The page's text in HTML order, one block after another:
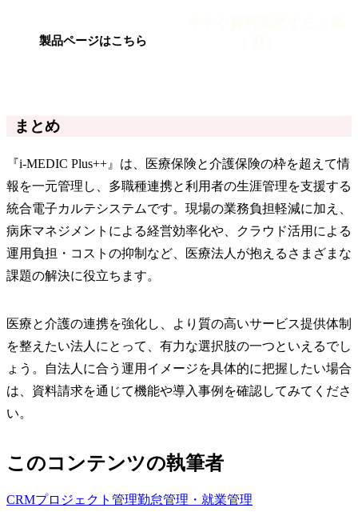
製品ページはこちら
まとめ
『i-MEDIC Plus++』は、医療保険と介護保険の枠を超えて情
報を一元管理し、多職種連携と利用者の生涯管理を支援する
統合電子カルテシステムです。現場の業務負担軽減に加え、
病床マネジメントによる経営効率化や、クラウド活用による
運用負担・コストの抑制など、医療法人が抱えるさまざまな
課題の解決に役立ちます。
医療と介護の連携を強化し、より質の高いサービス提供体制
を整えたい法人にとって、有力な選択肢の一つといえるでし
ょう。自法人に合う運用イメージを具体的に把握したい場合
は、資料請求を通じて機能や導入事例を確認してみてくださ
い。
このコンテンツの執筆者
CRMプロジェクト管理勤怠管理・就業管理